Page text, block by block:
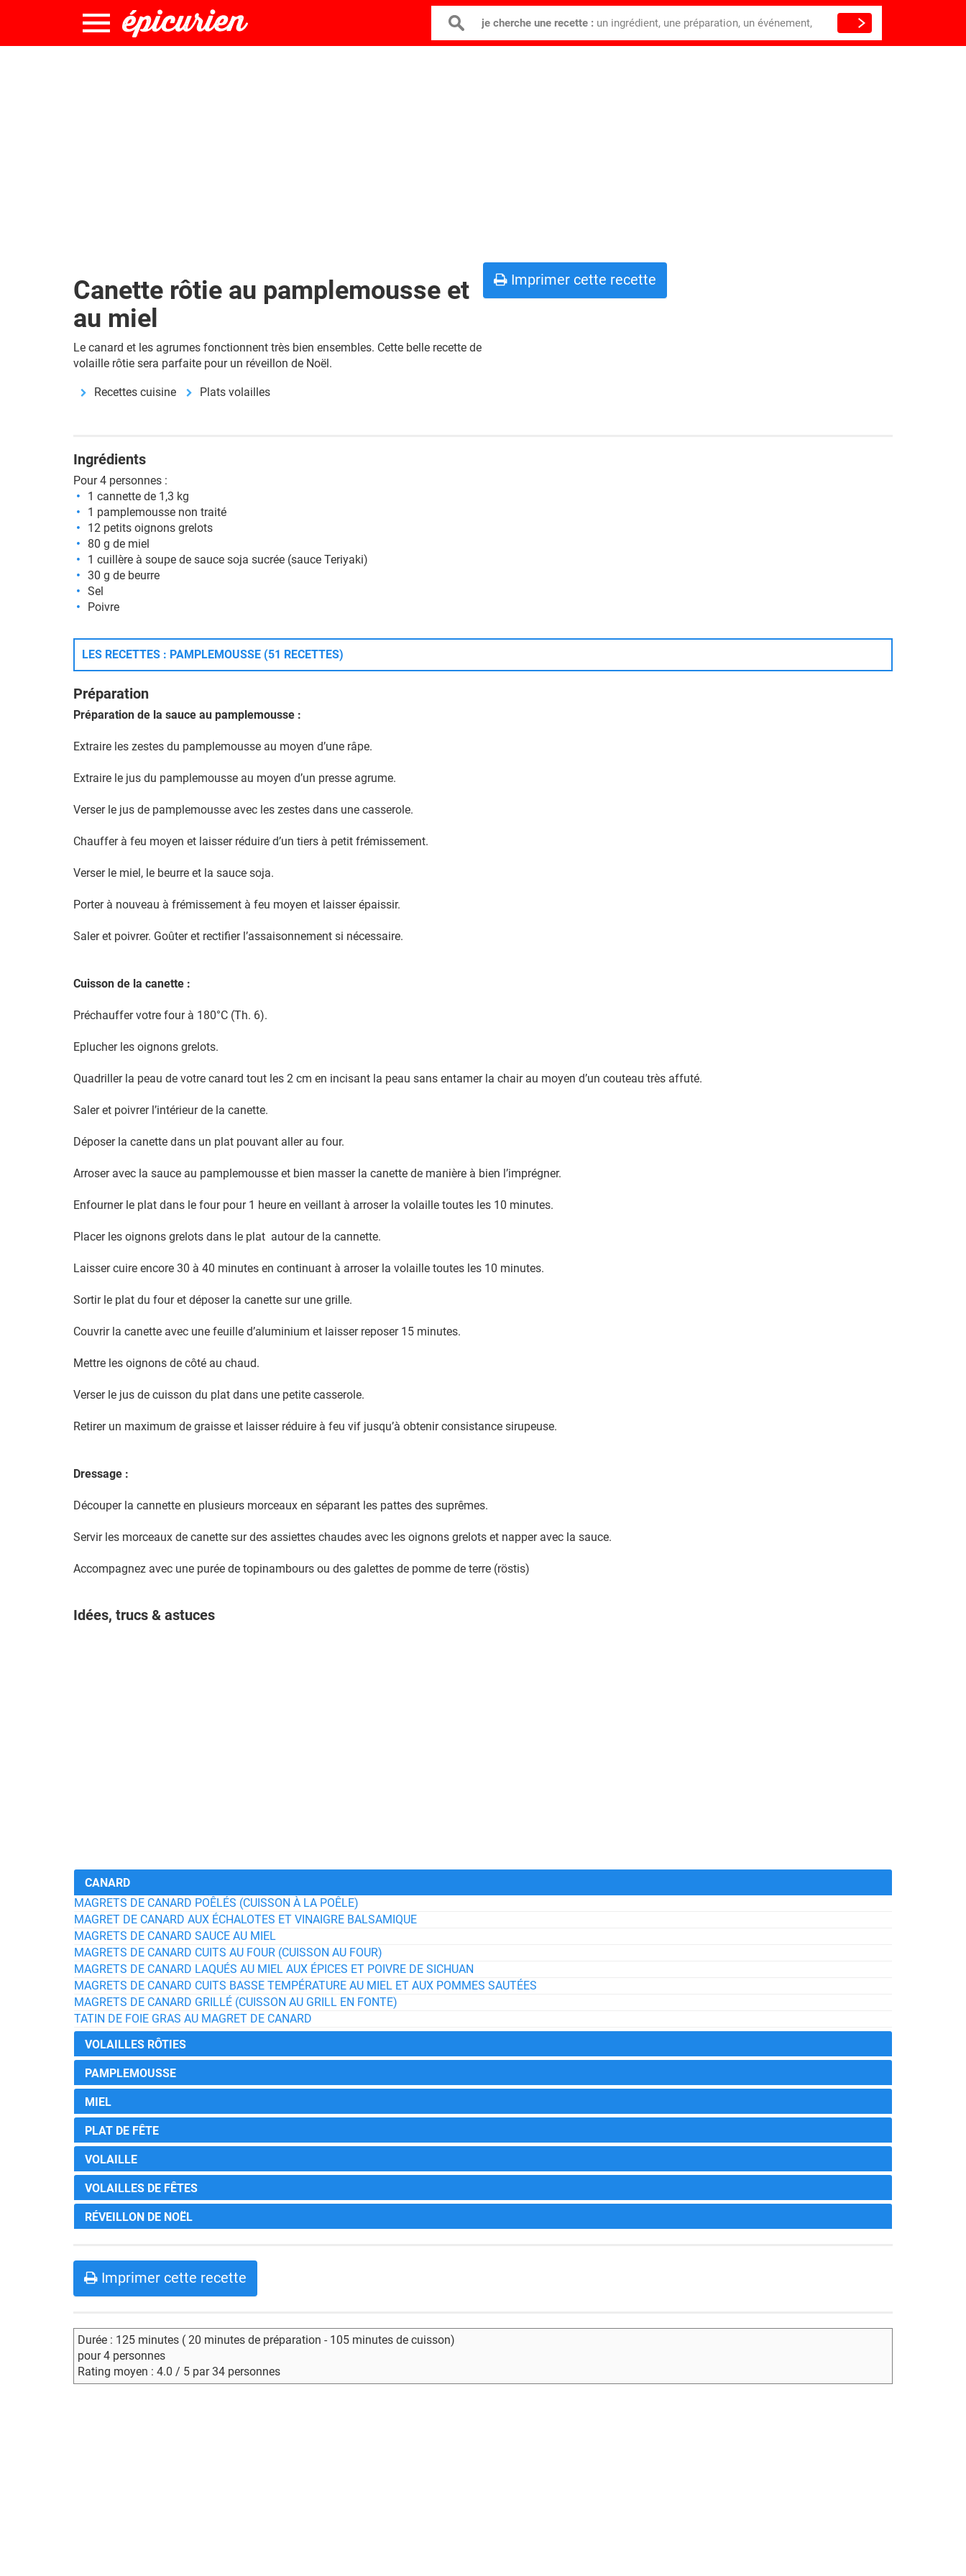
je cherche une recette : un ingrédient, une préparation, un événement,
Canette rôtie au pamplemousse et
au miel
Le canard et les agrumes fonctionnent très bien ensembles. Cette belle recette de
volaille rôtie sera parfaite pour un réveillon de Noël.
Recettes cuisine Plats volailles
Imprimer cette recette
Ingrédients
Pour 4 personnes :
1 cannette de 1,3 kg
1 pamplemousse non traité
12 petits oignons grelots
80 g de miel
1 cuillère à soupe de sauce soja sucrée (sauce Teriyaki)
30 g de beurre
Sel
Poivre
LES RECETTES : PAMPLEMOUSSE (51 RECETTES)
Préparation
Préparation de la sauce au pamplemousse :
Extraire les zestes du pamplemousse au moyen d’une râpe.
Extraire le jus du pamplemousse au moyen d’un presse agrume.
Verser le jus de pamplemousse avec les zestes dans une casserole.
Chauffer à feu moyen et laisser réduire d’un tiers à petit frémissement.
Verser le miel, le beurre et la sauce soja.
Porter à nouveau à frémissement à feu moyen et laisser épaissir.
Saler et poivrer. Goûter et rectifier l’assaisonnement si nécessaire.
Cuisson de la canette :
Préchauffer votre four à 180°C (Th. 6).
Eplucher les oignons grelots.
Quadriller la peau de votre canard tout les 2 cm en incisant la peau sans entamer la chair au moyen d’un couteau très affuté.
Saler et poivrer l’intérieur de la canette.
Déposer la canette dans un plat pouvant aller au four.
Arroser avec la sauce au pamplemousse et bien masser la canette de manière à bien l’imprégner.
Enfourner le plat dans le four pour 1 heure en veillant à arroser la volaille toutes les 10 minutes.
Placer les oignons grelots dans le plat autour de la cannette.
Laisser cuire encore 30 à 40 minutes en continuant à arroser la volaille toutes les 10 minutes.
Sortir le plat du four et déposer la canette sur une grille.
Couvrir la canette avec une feuille d’aluminium et laisser reposer 15 minutes.
Mettre les oignons de côté au chaud.
Verser le jus de cuisson du plat dans une petite casserole.
Retirer un maximum de graisse et laisser réduire à feu vif jusqu’à obtenir consistance sirupeuse.
Dressage :
Découper la cannette en plusieurs morceaux en séparant les pattes des suprêmes.
Servir les morceaux de canette sur des assiettes chaudes avec les oignons grelots et napper avec la sauce.
Accompagnez avec une purée de topinambours ou des galettes de pomme de terre (röstis)
Idées, trucs & astuces
CANARD
MAGRETS DE CANARD POÊLÉS (CUISSON À LA POÊLE)
MAGRET DE CANARD AUX ÉCHALOTES ET VINAIGRE BALSAMIQUE
MAGRETS DE CANARD SAUCE AU MIEL
MAGRETS DE CANARD CUITS AU FOUR (CUISSON AU FOUR)
MAGRETS DE CANARD LAQUÉS AU MIEL AUX ÉPICES ET POIVRE DE SICHUAN
MAGRETS DE CANARD CUITS BASSE TEMPÉRATURE AU MIEL ET AUX POMMES SAUTÉES
MAGRETS DE CANARD GRILLÉ (CUISSON AU GRILL EN FONTE)
TATIN DE FOIE GRAS AU MAGRET DE CANARD
VOLAILLES RÔTIES
PAMPLEMOUSSE
MIEL
PLAT DE FÊTE
VOLAILLE
VOLAILLES DE FÊTES
RÉVEILLON DE NOËL
Imprimer cette recette
Durée : 125 minutes ( 20 minutes de préparation - 105 minutes de cuisson)
pour 4 personnes
Rating moyen : 4.0 / 5 par 34 personnes